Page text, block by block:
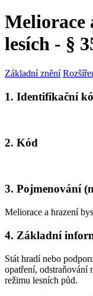
Meliorace
lesích - §
Základní znění
1. Identifikační
2. Kód
3. Pojmenování
Meliorace a hrazení
4. Základní
Stát hradí nebo
opatření, odstraňování
režimu lesních půd.